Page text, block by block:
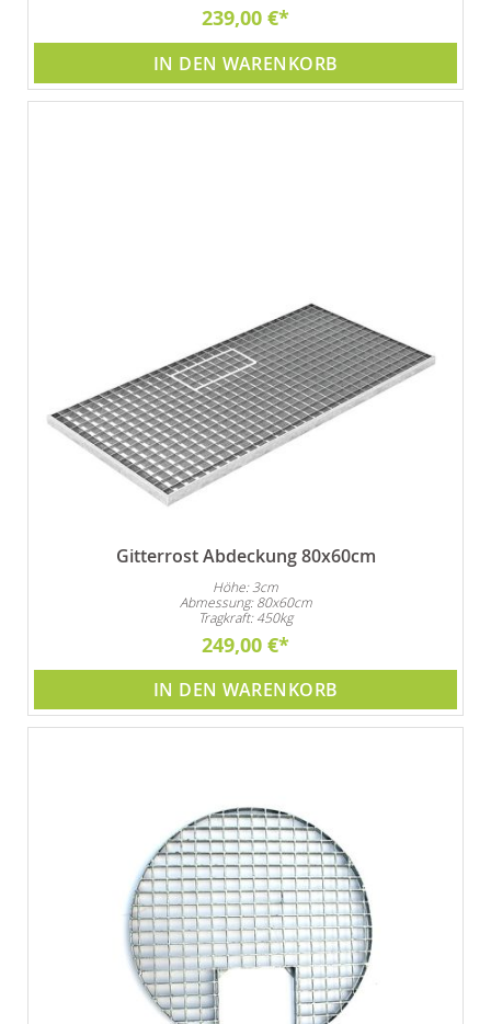
239,00 €
IN DEN WARENKORB
Gitterrost Abdeckung 80x60cm
Höhe: 3cm
Abmessung: 80x60cm
Tragkraft: 450kg
249,00 €
IN DEN WARENKORB